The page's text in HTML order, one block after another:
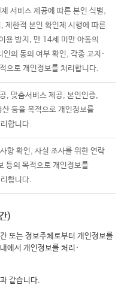
서비스 제공에 따른 본인 식별,
제한적 본인 확인제 시행에 따른
용 방지, 만 14세 미만 아동의
의 동의 여부 확인, 각종 고지·
으로 개인정보를 처리합니다.
, 맞춤서비스 제공, 본인인증,
등을 목적으로 개인정보를
합니다.
항 확인, 사실 조사를 위한 연락
등의 목적으로 개인정보를
합니다.
)
또는 정보주체로부터 개인정보를
에서 개인정보를 처리·
같습니다.